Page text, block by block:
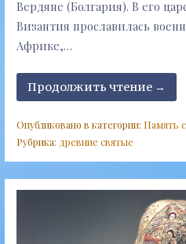
Вердяне (Болгария). В его
Византия прославилась
Африке,…
Продолжить чтение →
Опубликовано в категории: Память
Рубрика: древние святые